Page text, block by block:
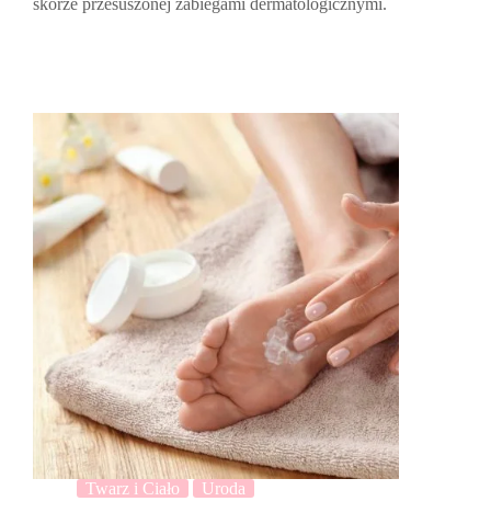
skórze przesuszonej zabiegami dermatologicznymi.
Twarz i Ciało Uroda